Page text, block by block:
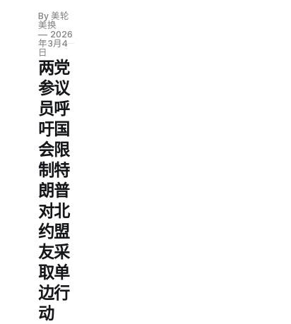
By 美轮
美换
2026
年3月4
日
两党
参议
员呼
吁国
会限
制特
朗普
对北
约盟
友采
取单
边行
动